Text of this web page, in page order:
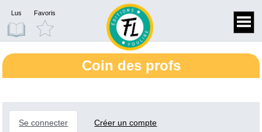
Lus Favoris
Coin des profs
Se connecter Créer un compte